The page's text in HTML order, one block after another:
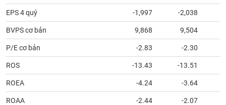
EPS 4 quý -1,997 -2,038
BVPS cơ bản 9,868 9,504
P/E cơ bản -2.83 -2.30
ROS -13.43 -13.51
ROEA -4.24 -3.64
ROAA -2.44 -2.07
tài
chính
Dữ
liệu
tài
chính